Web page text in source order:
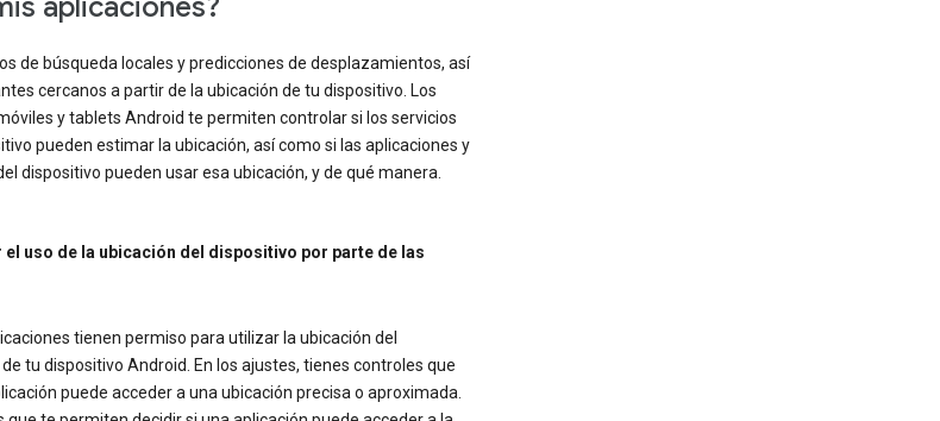
de búsqueda locales y predicciones de desplazamientos, así
cercanos a partir de la ubicación de tu dispositivo. Los
y tablets Android te permiten controlar si los servicios
pueden estimar la ubicación, así como si las aplicaciones y
dispositivo pueden usar esa ubicación, y de qué manera.
uso de la ubicación del dispositivo por parte de las
tienen permiso para utilizar la ubicación del
tu dispositivo Android. En los ajustes, tienes controles que
puede acceder a una ubicación precisa o aproximada.